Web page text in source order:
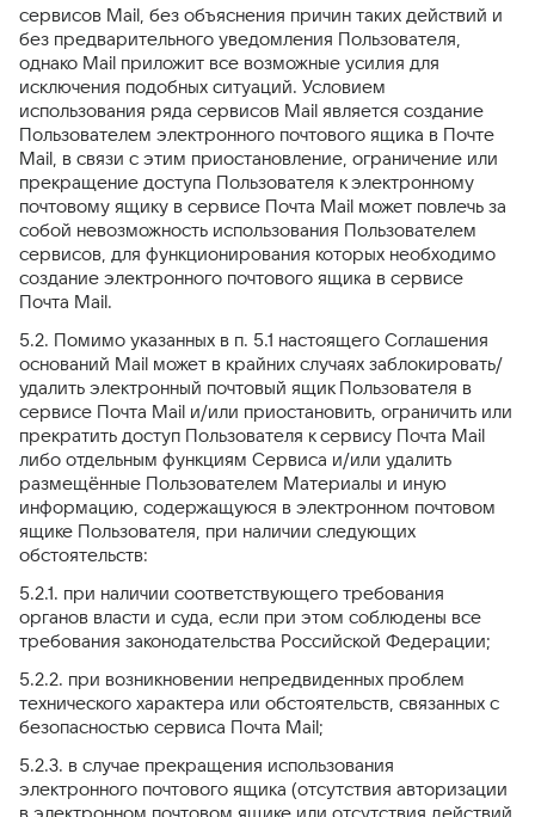
сервисов Mail, без объяснения причин таких действий и
без предварительного уведомления Пользователя,
однако Mail приложит все возможные усилия для
исключения подобных ситуаций. Условием
использования ряда сервисов Mail является создание
Пользователем электронного почтового ящика в Почте
Mail, в связи с этим приостановление, ограничение или
прекращение доступа Пользователя к электронному
почтовому ящику в сервисе Почта Mail может повлечь за
собой невозможность использования Пользователем
сервисов, для функционирования которых необходимо
создание электронного почтового ящика в сервисе
Почта Mail.
5.2. Помимо указанных в п. 5.1 настоящего Соглашения
оснований Mail может в крайних случаях заблокировать/
удалить электронный почтовый ящик Пользователя в
сервисе Почта Mail и/или приостановить, ограничить или
прекратить доступ Пользователя к сервису Почта Mail
либо отдельным функциям Сервиса и/или удалить
размещённые Пользователем Материалы и иную
информацию, содержащуюся в электронном почтовом
ящике Пользователя, при наличии следующих
обстоятельств:
5.2.1. при наличии соответствующего требования
органов власти и суда, если при этом соблюдены все
требования законодательства Российской Федерации;
5.2.2. при возникновении непредвиденных проблем
технического характера или обстоятельств, связанных с
безопасностью сервиса Почта Mail;
5.2.3. в случае прекращения использования
электронного почтового ящика (отсутствия авторизации